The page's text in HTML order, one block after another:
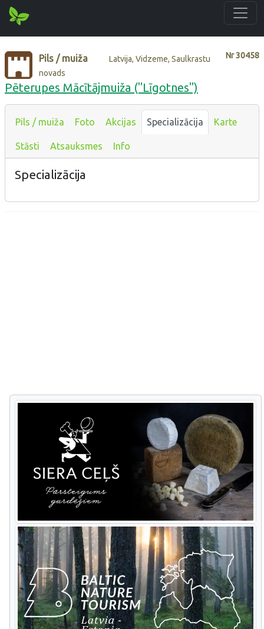
Nr30458
Pils / muiža
Latvija, Vidzeme, Saulkrastu
novads
Pēterupes Mācītājmuiža ("Līgotnes")
Pils / muiža Foto Akcijas Specializācija Karte
Stāsti Atsauksmes Info
Specializācija